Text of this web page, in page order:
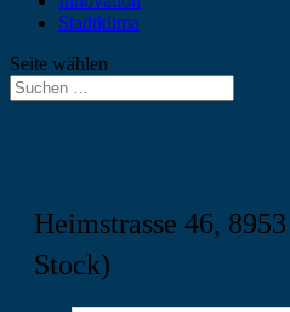
Stadtklima
Seite wählen
Heimstrasse 46,
Stock)